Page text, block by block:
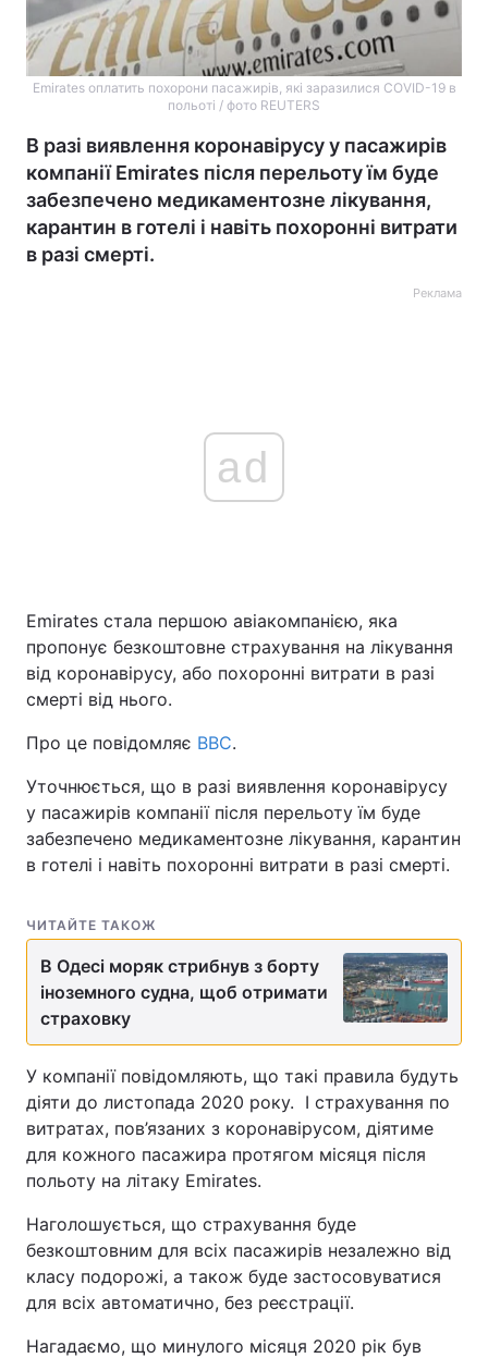
Emirates оплатить похорони пасажирів, які заразилися COVID-19 в
польоті / фото REUTERS
В разі виявлення коронавірусу у пасажирів
компанії Emirates після перельоту їм буде
забезпечено медикаментозне лікування,
карантин в готелі і навіть похоронні витрати
в разі смерті.
Реклама
ad
Emirates стала першою авіакомпанією, яка
пропонує безкоштовне страхування на лікування
від коронавірусу, або похоронні витрати в разі
смерті від нього.
Про це повідомляє BBC.
Уточнюється, що в разі виявлення коронавірусу
у пасажирів компанії після перельоту їм буде
забезпечено медикаментозне лікування, карантин
в готелі і навіть похоронні витрати в разі смерті.
ЧИТАЙТЕ ТАКОЖ
В Одесі моряк стрибнув з борту
іноземного судна, щоб отримати
страховку
У компанії повідомляють, що такі правила будуть
діяти до листопада 2020 року. І страхування по
витратах, пов’язаних з коронавірусом, діятиме
для кожного пасажира протягом місяця після
польоту на літаку Emirates.
Наголошується, що страхування буде
безкоштовним для всіх пасажирів незалежно від
класу подорожі, а також буде застосовуватися
для всіх автоматично, без реєстрації.
Нагадаємо, що минулого місяця 2020 рік був